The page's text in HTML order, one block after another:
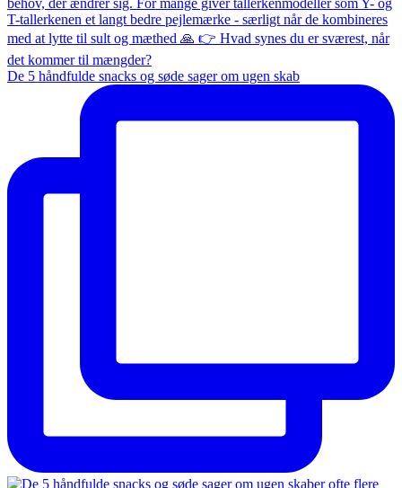
De 5 håndfulde snacks og søde sager om ugen skab